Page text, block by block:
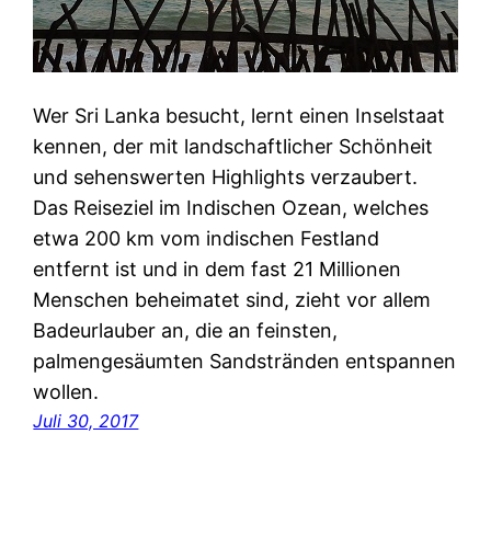
Wer Sri Lanka besucht, lernt einen Inselstaat
kennen, der mit landschaftlicher Schönheit
und sehenswerten Highlights verzaubert.
Das Reiseziel im Indischen Ozean, welches
etwa 200 km vom indischen Festland
entfernt ist und in dem fast 21 Millionen
Menschen beheimatet sind, zieht vor allem
Badeurlauber an, die an feinsten,
palmengesäumten Sandstränden entspannen
wollen.
Juli 30, 2017